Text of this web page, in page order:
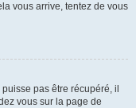
vous arrive, tentez de vous
pas être récupéré, il
vous sur la page de